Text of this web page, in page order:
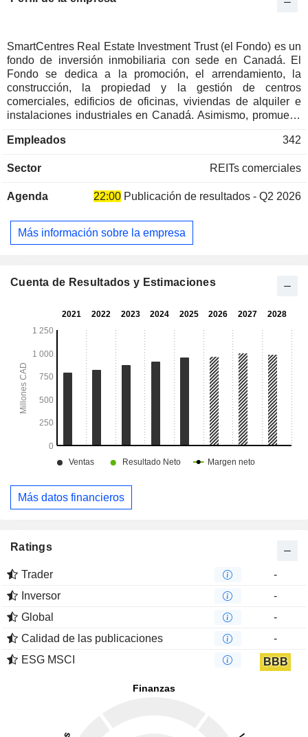
SmartCentres Real Estate Investment Trust (el Fondo) es un
fondo de inversión inmobiliaria con sede en Canadá. El
Fondo se dedica a la promoción, el arrendamiento, la
construcción, la propiedad y la gestión de centros
comerciales, edificios de oficinas, viviendas de alquiler e
instalaciones industriales en Canadá. Asimismo, promueve
instalaciones de almacenamiento en todo el país. La cartera
estratégicamente ubicadas en comunidades de todo el país.
Aurora South, Alliston, Barrie Lakeshore, Carleton Place,
Fideicomiso se encuentran Smart Limited Partnership,
Smart Limited Partnership II, Smart Limited Partnership III,
Smart Boxgrove Limited Partnership, ONR Limited
Empleados 342
Sector REITs comerciales
Agenda 22:00 Publicación de resultados - Q2 2026
Más información sobre la empresa
Cuenta de Resultados y Estimaciones
Más datos financieros
Ratings
Trader
-
Inversor
-
Global
-
Calidad de las publicaciones
-
ESG MSCI
BBB